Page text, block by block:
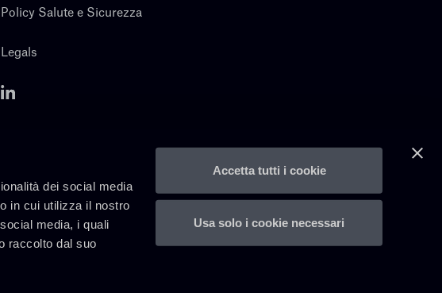
dei social media
in cui utilizza il nostro
media, i quali
raccolto dal suo
Accetta tutti i cookie
Usa solo i cookie necessari
Policy Salute e Sicurezza
Legals